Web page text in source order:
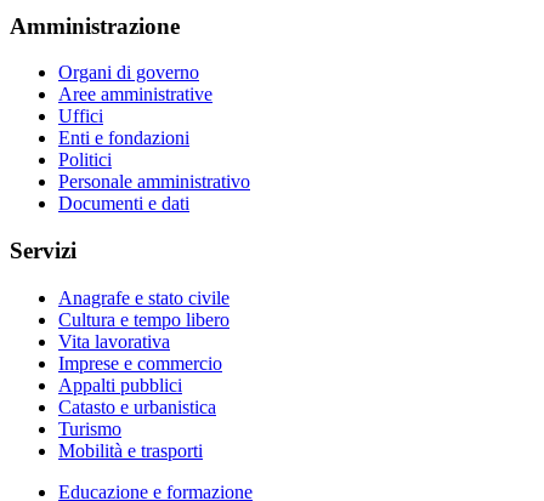
Amministrazione
Organi di governo
Aree amministrative
Uffici
Enti e fondazioni
Politici
Personale amministrativo
Documenti e dati
Servizi
Anagrafe e stato civile
Cultura e tempo libero
Vita lavorativa
Imprese e commercio
Appalti pubblici
Catasto e urbanistica
Turismo
Mobilità e trasporti
Educazione e formazione